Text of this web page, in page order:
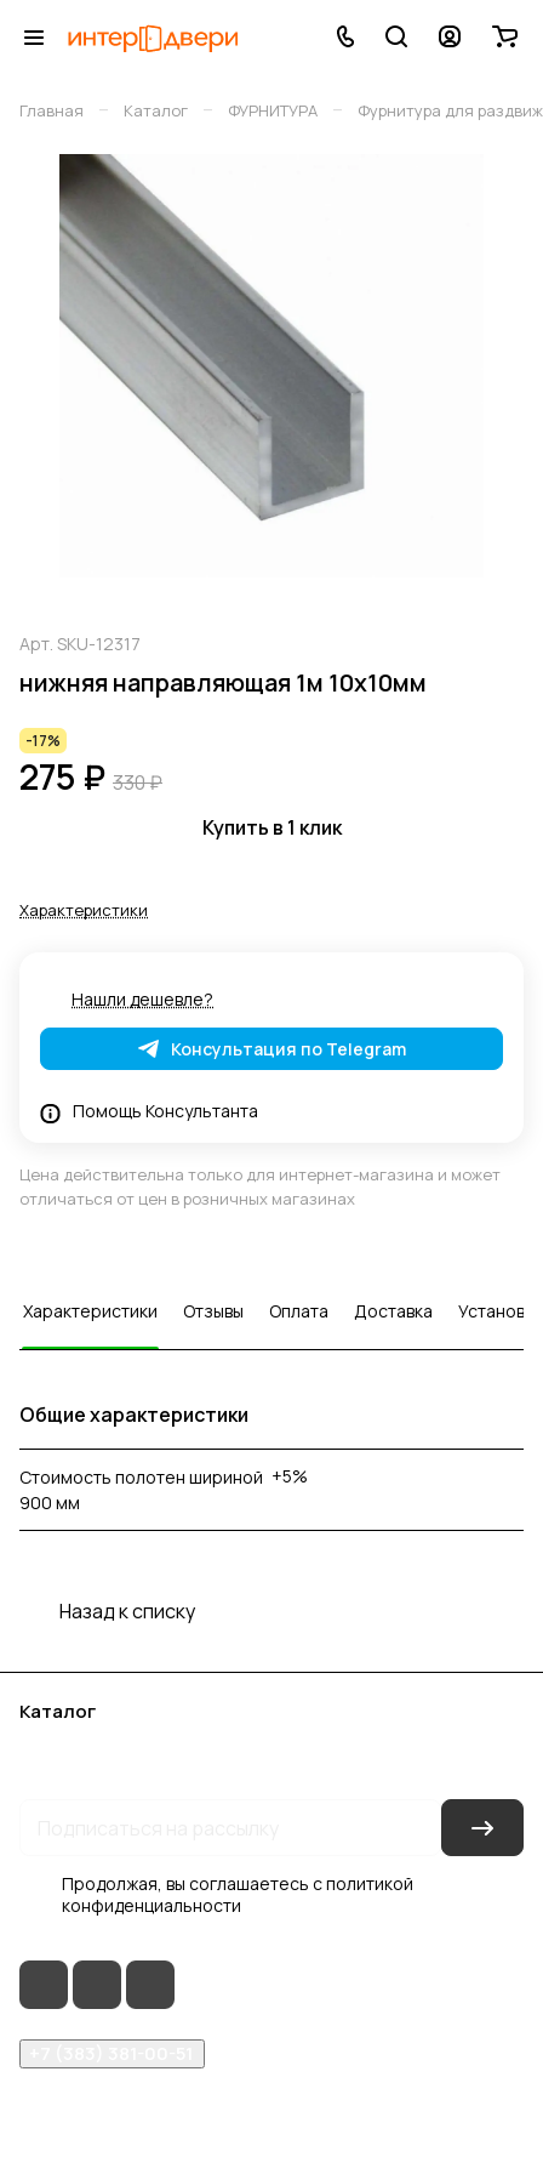
Главная – Каталог – ФУРНИТУРА – Фурнитура для
Арт. SKU-12317
нижняя направляющая 1м 10х10мм
-17%
275 ₽ 330 ₽
Купить в 1 клик
Характеристики
Нашли дешевле?
Консультация по Telegram
Помощь Консультанта
Цена действительна только для интернет-магазина и может
отличаться от цен в розничных магазинах
Характеристики Отзывы Оплата Доставка Установка
Общие характеристики
Стоимость полотен шириной
900 мм
+5%
Назад к списку
Каталог
Продолжая, вы соглашаетесь сполитикой
конфиденциальности